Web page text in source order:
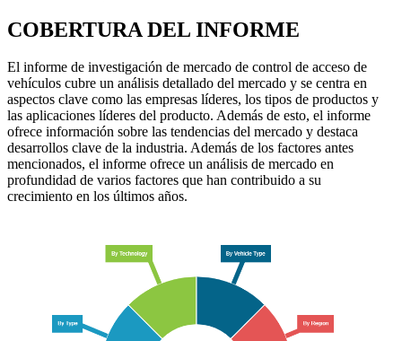
COBERTURA DEL INFORME
El informe de investigación de mercado de control de acceso de
vehículos cubre un análisis detallado del mercado y se centra en
aspectos clave como las empresas líderes, los tipos de productos y
las aplicaciones líderes del producto. Además de esto, el informe
ofrece información sobre las tendencias del mercado y destaca
desarrollos clave de la industria. Además de los factores antes
mencionados, el informe ofrece un análisis de mercado en
profundidad de varios factores que han contribuido a su
crecimiento en los últimos años.